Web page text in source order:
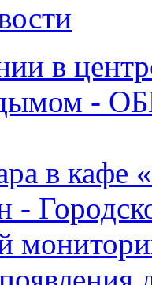
в
дымом -
в кафе
-